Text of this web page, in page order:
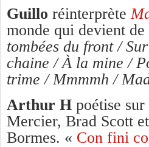
Guillo réinterprète
monde qui devient
tombées du front /
chaine / À la mine /
trime / Mmmmh /
Arthur H poétise
Mercier, Brad Scott
Bormes. « Con fini